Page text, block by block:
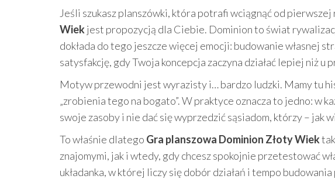
Jeśli szukasz planszówki, która potrafi wciągnąć od
Wiekjest propozycją dla Ciebie. Dominion to świat
dokłada do tego jeszcze więcej emocji: budowanie własnej
satysfakcję, gdy Twoja koncepcja zaczyna działać lepiej niż u
Motyw przewodni jest wyrazisty i… bardzo ludzki. Mamy tu
„zrobienia tego na bogato”. W praktyce oznacza to jedno: w
swoje zasoby i nie dać się wyprzedzić sąsiadom, którzy – jak
To właśnie dlatego Gra planszowa Dominion Złoty Wiek
znajomymi, jak i wtedy, gdy chcesz spokojnie przetestować
układanka, w której liczy się dobór działań i tempo